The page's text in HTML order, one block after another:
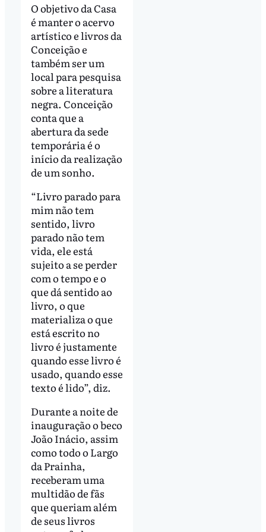
O objetivo da Casa
é manter o acervo
artístico e livros da
Conceição e
também ser um
local para pesquisa
sobre a literatura
negra. Conceição
conta que a
abertura da sede
temporária é o
início da realização
de um sonho.
“Livro parado para
mim não tem
sentido, livro
parado não tem
vida, ele está
sujeito a se perder
com o tempo e o
que dá sentido ao
livro, o que
materializa o que
está escrito no
livro é justamente
quando esse livro é
usado, quando esse
texto é lido”, diz.
Durante a noite de
inauguração o beco
João Inácio, assim
como todo o Largo
da Prainha,
receberam uma
multidão de fãs
que queriam além
de seus livros